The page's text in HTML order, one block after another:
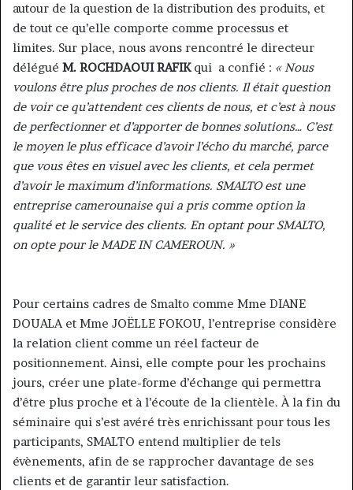
autour de la question de la distribution des produits, et
de tout ce qu’elle comporte comme processus et
limites. Sur place, nous avons rencontré le directeur
délégué M. ROCHDAOUI RAFIK qui a confié : « Nous
voulons être plus proches de nos clients. Il était question
de voir ce qu’attendent ces clients de nous, et c’est à nous
de perfectionner et d’apporter de bonnes solutions… C’est
le moyen le plus efficace d’avoir l’écho du marché, parce
que vous êtes en visuel avec les clients, et cela permet
d’avoir le maximum d’informations. SMALTO est une
entreprise camerounaise qui a pris comme option la
qualité et le service des clients. En optant pour SMALTO,
on opte pour le MADE IN CAMEROUN. »
Pour certains cadres de Smalto comme Mme DIANE
DOUALA et Mme JOËLLE FOKOU, l’entreprise considère
la relation client comme un réel facteur de
positionnement. Ainsi, elle compte pour les prochains
jours, créer une plate-forme d’échange qui permettra
d’être plus proche et à l’écoute de la clientèle. À la fin du
séminaire qui s’est avéré très enrichissant pour tous les
participants, SMALTO entend multiplier de tels
évènements, afin de se rapprocher davantage de ses
clients et de garantir leur satisfaction.